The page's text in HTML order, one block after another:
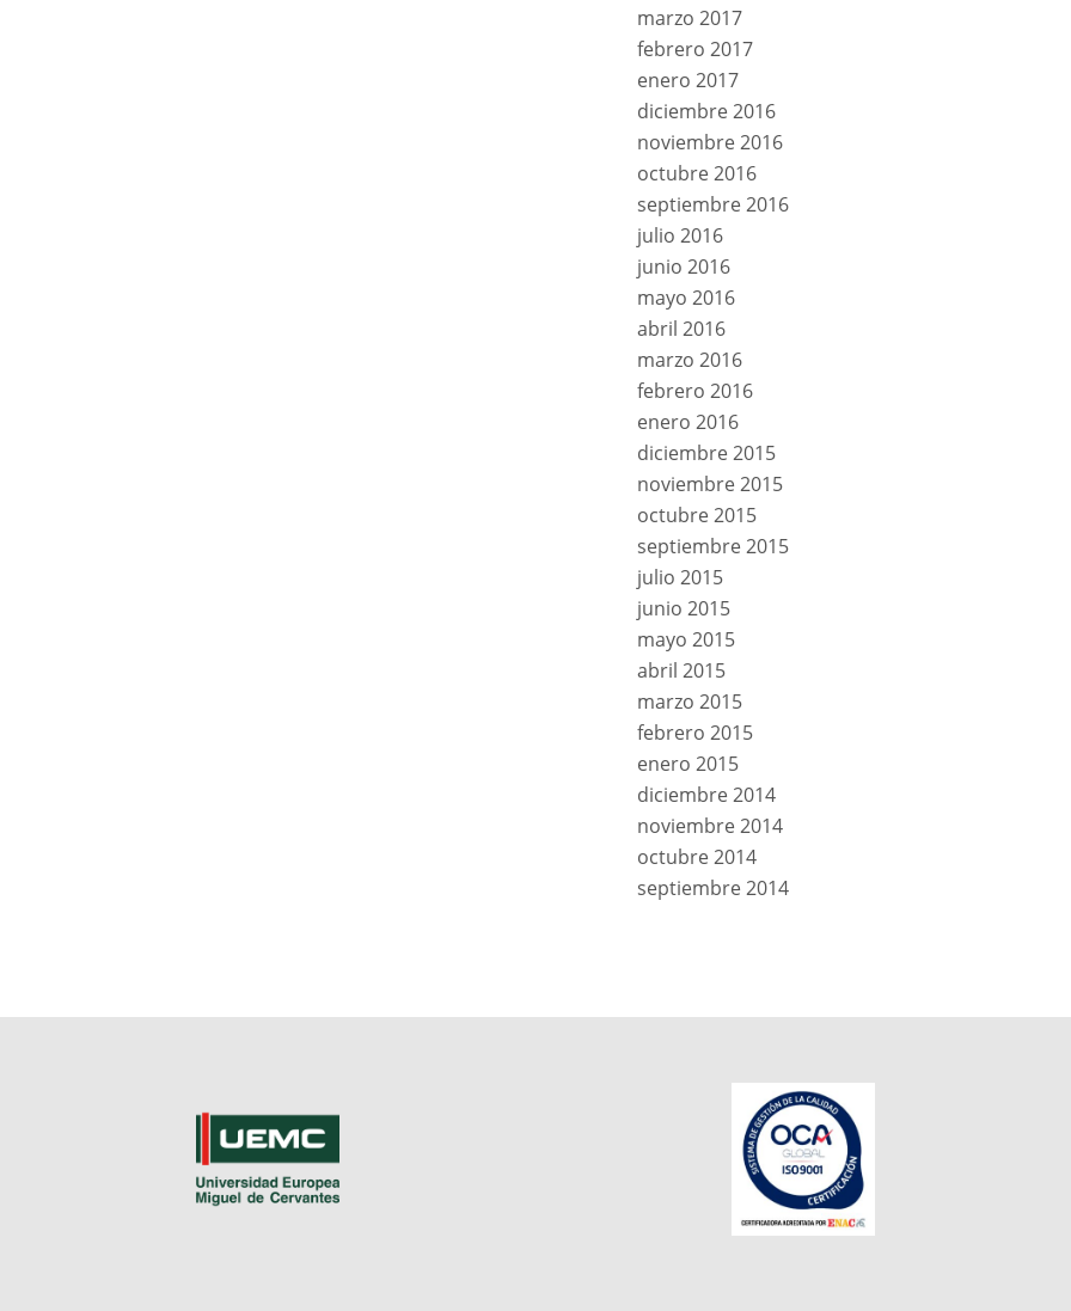
marzo 2017
febrero 2017
enero 2017
diciembre 2016
noviembre 2016
octubre 2016
septiembre 2016
julio 2016
junio 2016
mayo 2016
abril 2016
marzo 2016
febrero 2016
enero 2016
diciembre 2015
noviembre 2015
octubre 2015
septiembre 2015
julio 2015
junio 2015
mayo 2015
abril 2015
marzo 2015
febrero 2015
enero 2015
diciembre 2014
noviembre 2014
octubre 2014
septiembre 2014